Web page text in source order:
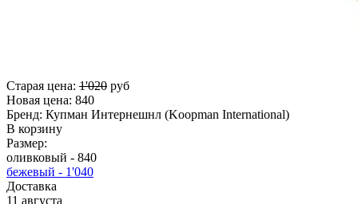
Старая цена: 1'020 руб
Новая цена: 840
Бренд: Купман Интернешнл (Koopman International)
В корзину
Размер:
оливковый - 840
бежевый - 1'040
Доставка
11 августа